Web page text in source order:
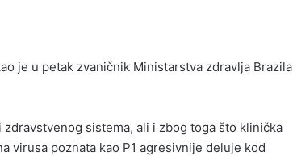
je u petak zvaničnik Ministarstva zdravlja Brazila
sistema, ali i zbog toga što klinička
virusa poznata kao P1 agresivnije deluje kod